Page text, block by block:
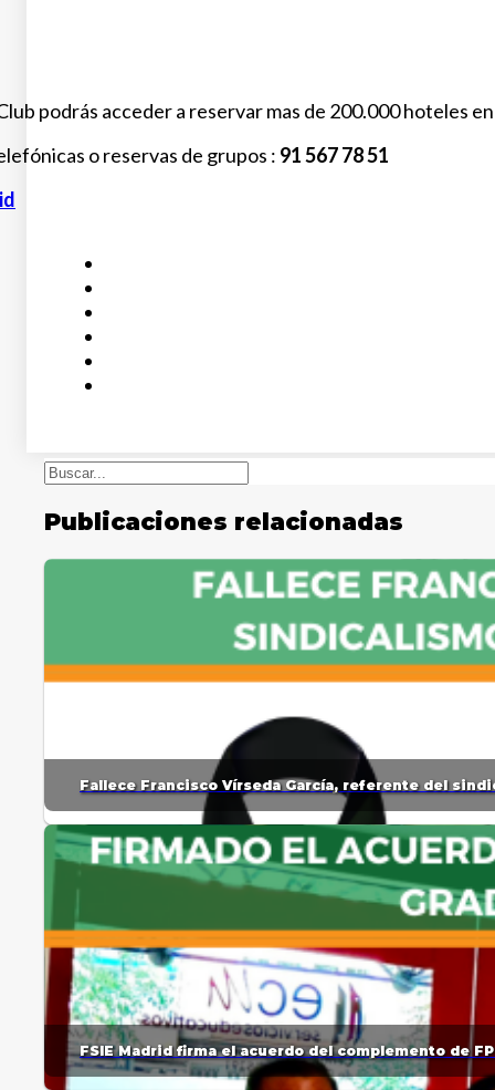
podrás acceder a reservar mas de 200.000 hoteles
o reservas de grupos : 91 567 78 51
Buscar
Publicaciones relacionadas
Fallece Francisco Vírseda García, referente del
FSIE Madrid firma el acuerdo del complemento de